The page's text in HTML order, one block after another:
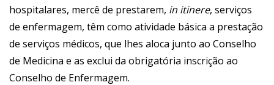
hospitalares, mercê de prestarem, in itinere, serviços
de enfermagem, têm como atividade básica a prestação
de serviços médicos, que lhes aloca junto ao Conselho
de Medicina e as exclui da obrigatória inscrição ao
Conselho de Enfermagem.